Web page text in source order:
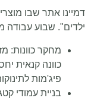
דמיינו אתר שבו
ילדים". שבוע עבודה
מחקר כוונות:
כוונה קנאית
פיג'מות
בניית עמודי